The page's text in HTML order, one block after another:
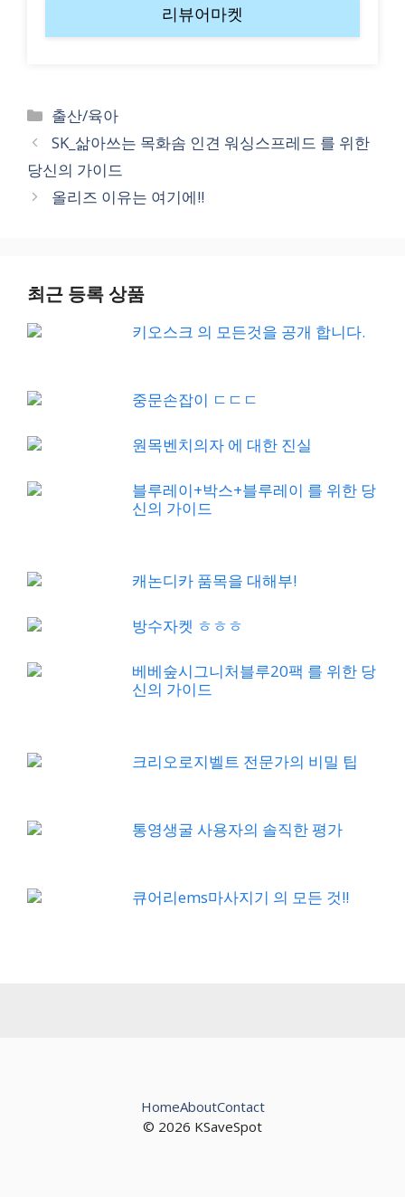
리뷰어마켓
Categories
출산/육아
SK_삶아쓰는 목화솜 인견 워싱스프레드 를 위한
당신의 가이드
올리즈 이유는 여기에!!
최근 등록 상품
키오스크 의 모든것을 공개 합니다.
중문손잡이 ㄷㄷㄷ
원목벤치의자 에 대한 진실
블루레이+박스+블루레이 를 위한 당
신의 가이드
캐논디카 품목을 대해부!
방수자켓 ㅎㅎㅎ
베베숲시그니처블루20팩 를 위한 당
신의 가이드
크리오로지벨트 전문가의 비밀 팁
통영생굴 사용자의 솔직한 평가
큐어리ems마사지기 의 모든 것!!
© 2026 KSaveSpot
HomeAboutContact